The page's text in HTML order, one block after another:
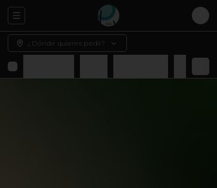
Abrir menu de navegación
¿Dónde quieres pedir?